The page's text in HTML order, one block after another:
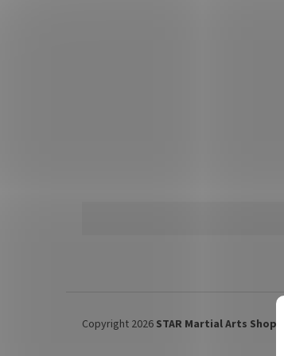
Copyright 2026 STAR Martial Arts Shop